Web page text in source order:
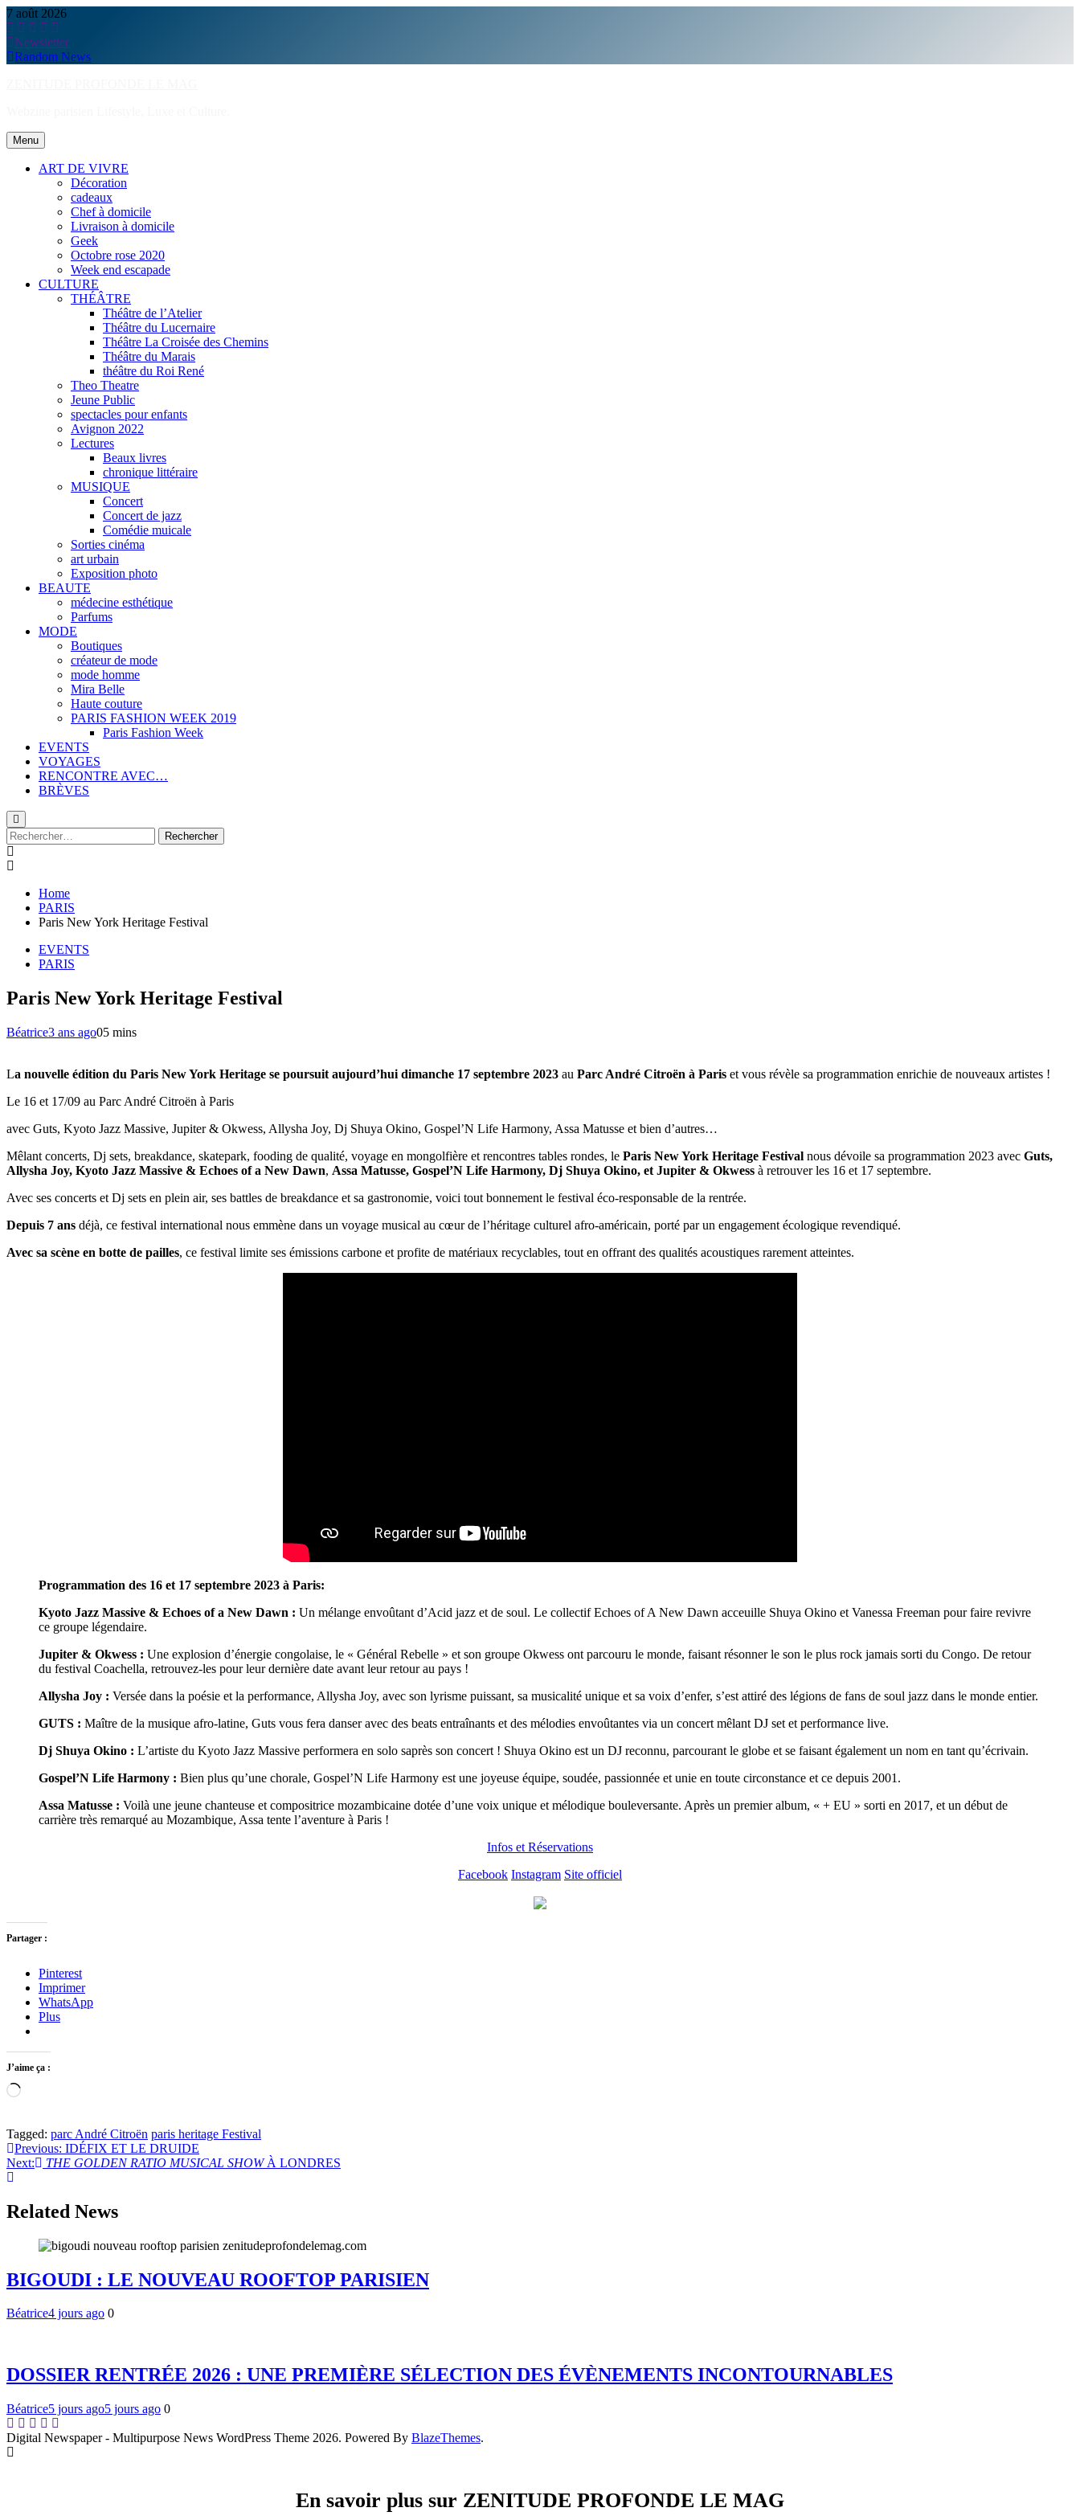
Skip
to
content
7 août 2026
Newsletter
Random News
Menu
ART DE VIVRE
Décoration
cadeaux
Chef à domicile
Livraison à domicile
Geek
Octobre rose 2020
Week end escapade
CULTURE
THÉÂTRE
Théâtre de l’Atelier
Théâtre du Lucernaire
Théâtre La Croisée des Chemins
Théâtre du Marais
théâtre du Roi René
Theo Theatre
Jeune Public
spectacles pour enfants
Avignon 2022
Lectures
Beaux livres
chronique littéraire
MUSIQUE
Concert
Concert de jazz
Comédie muicale
Sorties cinéma
art urbain
Exposition photo
BEAUTE
médecine esthétique
Parfums
MODE
Boutiques
créateur de mode
mode homme
Mira Belle
Haute couture
PARIS FASHION WEEK 2019
Paris Fashion Week
EVENTS
VOYAGES
RENCONTRE AVEC…
BRÈVES
Rechercher :
Home
PARIS
Paris New York Heritage Festival
EVENTS
PARIS
Paris New York Heritage Festival
Béatrice3 ans ago05 mins
La nouvelle édition du Paris New York Heritage se poursuit aujourd’hui dimanche 17 septembre 2023 au Parc André Citroën à Paris et vous révèle sa programmation enrichie de nouveaux artistes !
Le 16 et 17/09 au Parc André Citroën à Paris
avec Guts, Kyoto Jazz Massive, Jupiter & Okwess, Allysha Joy, Dj Shuya Okino, Gospel’N Life Harmony, Assa Matusse et bien d’autres…
Mêlant concerts, Dj sets, breakdance, skatepark, fooding de qualité, voyage en mongolfière et rencontres tables rondes, le Paris New York Heritage Festival nous dévoile sa programmation 2023 avec Guts,
Allysha Joy, Kyoto Jazz Massive & Echoes of a New Dawn, Assa Matusse, Gospel’N Life Harmony, Dj Shuya Okino, et Jupiter & Okwess à retrouver les 16 et 17 septembre.
Avec ses concerts et Dj sets en plein air, ses battles de breakdance et sa gastronomie, voici tout bonnement le festival éco-responsable de la rentrée.
Depuis 7 ans déjà, ce festival international nous emmène dans un voyage musical au cœur de l’héritage culturel afro-américain, porté par un engagement écologique revendiqué.
Avec sa scène en botte de pailles, ce festival limite ses émissions carbone et profite de matériaux recyclables, tout en offrant des qualités acoustiques rarement atteintes.
Programmation des 16 et 17 septembre 2023 à Paris:
Kyoto Jazz Massive & Echoes of a New Dawn : Un mélange envoûtant d’Acid jazz et de soul. Le collectif Echoes of A New Dawn acceuille Shuya Okino et Vanessa Freeman pour faire revivre
ce groupe légendaire.
Jupiter & Okwess : Une explosion d’énergie congolaise, le « Général Rebelle » et son groupe Okwess ont parcouru le monde, faisant résonner le son le plus rock jamais sorti du Congo. De retour
du festival Coachella, retrouvez-les pour leur dernière date avant leur retour au pays !
Allysha Joy : Versée dans la poésie et la performance, Allysha Joy, avec son lyrisme puissant, sa musicalité unique et sa voix d’enfer, s’est attiré des légions de fans de soul jazz dans le monde entier.
GUTS : Maître de la musique afro-latine, Guts vous fera danser avec des beats entraînants et des mélodies envoûtantes via un concert mêlant DJ set et performance live.
Dj Shuya Okino : L’artiste du Kyoto Jazz Massive performera en solo saprès son concert ! Shuya Okino est un DJ reconnu, parcourant le globe et se faisant également un nom en tant qu’écrivain.
Gospel’N Life Harmony : Bien plus qu’une chorale, Gospel’N Life Harmony est une joyeuse équipe, soudée, passionnée et unie en toute circonstance et ce depuis 2001.
Assa Matusse : Voilà une jeune chanteuse et compositrice mozambicaine dotée d’une voix unique et mélodique bouleversante. Après un premier album, « + EU » sorti en 2017, et un début de
carrière très remarqué au Mozambique, Assa tente l’aventure à Paris !
Infos et Réservations
Facebook Instagram Site officiel
Partager :
Pinterest
Imprimer
WhatsApp
Plus
J’aime ça :
Chargement…
Tagged: parc André Citroën paris heritage Festival
Navigation
de
Previous: IDÉFIX ET LE DRUIDE
Next:
THE GOLDEN RATIO MUSICAL SHOWÀ LONDRES
Related News
BIGOUDI : LE NOUVEAU ROOFTOP PARISIEN
Béatrice4 jours ago 0
DOSSIER RENTRÉE 2026 : UNE PREMIÈRE SÉLECTION DES ÉVÈNEMENTS INCONTOURNABLES
Béatrice5 jours ago5 jours ago 0
Digital Newspaper - Multipurpose News WordPress Theme 2026. Powered By BlazeThemes.
En savoir plus sur ZENITUDE PROFONDE LE MAG